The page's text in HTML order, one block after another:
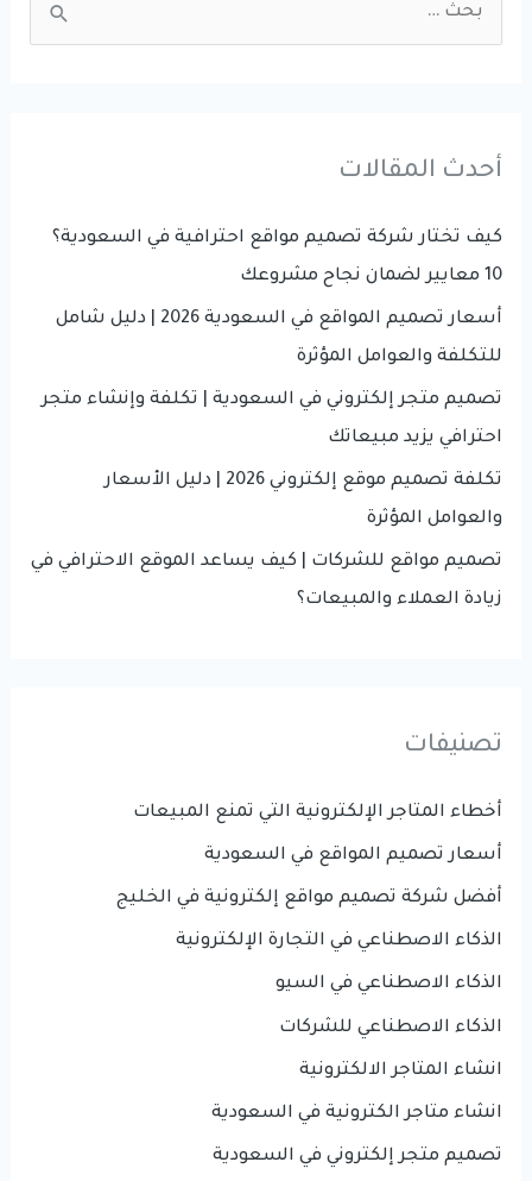
شركة
المعلوماتc
f
o
r
أحدث المقالات
كيف تختار شركة تصميم مواقع احترافية في السعودية؟
10 معايير لضمان نجاح مشروعك
أسعار تصميم المواقع في السعودية 2026 | دليل شامل
للتكلفة والعوامل المؤثرة
تصميم متجر إلكتروني في السعودية | تكلفة وإنشاء متجر
احترافي يزيد مبيعاتك
تكلفة تصميم موقع إلكتروني 2026 | دليل الأسعار
والعوامل المؤثرة
تصميم مواقع للشركات | كيف يساعد الموقع الاحترافي في
زيادة العملاء والمبيعات؟
تصنيفات
أخطاء المتاجر الإلكترونية التي تمنع المبيعات
أسعار تصميم المواقع في السعودية
أفضل شركة تصميم مواقع إلكترونية في الخليج
الذكاء الاصطناعي في التجارة الإلكترونية
الذكاء الاصطناعي في السيو
الذكاء الاصطناعي للشركات
انشاء المتاجر الالكترونية
انشاء متاجر الكترونية في السعودية
تصميم متجر إلكتروني في السعودية